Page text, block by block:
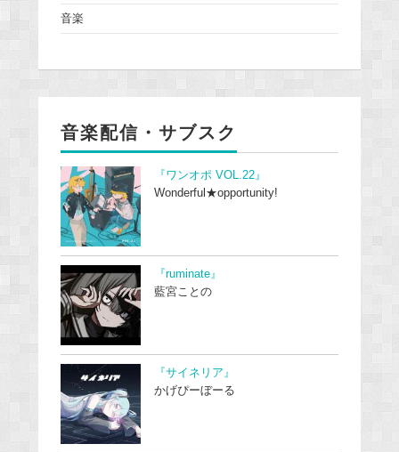
音楽
音楽配信・サブスク
『ワンオポ VOL.22』
Wonderful★opportunity!
『ruminate』
藍宮ことの
『サイネリア』
かげぴーぼーる